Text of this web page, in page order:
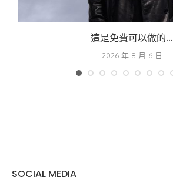
這是免費可以做的...
2026 年 8 月 6 日
SOCIAL MEDIA